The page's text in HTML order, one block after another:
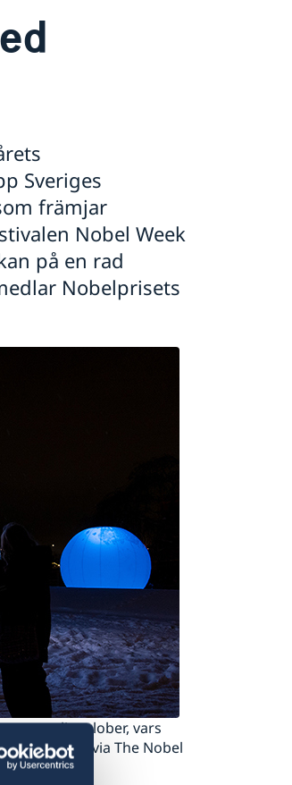
Sveriges
främjar
Nobel Week
på en rad
Nobelprisets
stora ljusglober, vars
Derrier via The Nobel